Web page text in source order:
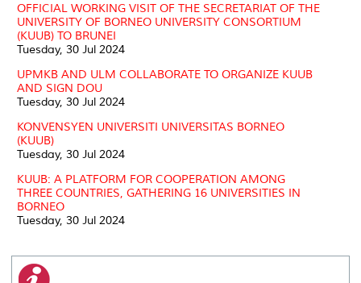
OFFICIAL WORKING VISIT OF THE SECRETARIAT OF THE
UNIVERSITY OF BORNEO UNIVERSITY CONSORTIUM
(KUUB) TO BRUNEI
Tuesday, 30 Jul 2024
UPMKB AND ULM COLLABORATE TO ORGANIZE KUUB
AND SIGN DOU
Tuesday, 30 Jul 2024
KONVENSYEN UNIVERSITI UNIVERSITAS BORNEO
(KUUB)
Tuesday, 30 Jul 2024
KUUB: A PLATFORM FOR COOPERATION AMONG
THREE COUNTRIES, GATHERING 16 UNIVERSITIES IN
BORNEO
Tuesday, 30 Jul 2024